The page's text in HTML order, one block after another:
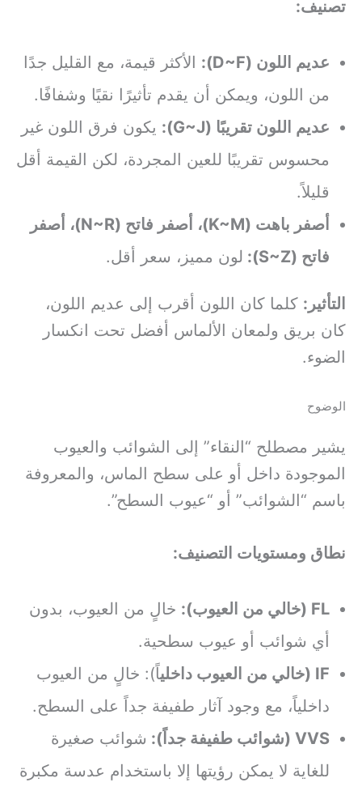
تصنيف:
عديم اللون (D~F):
الأكثر قيمة، مع القليل جدًا
من اللون، ويمكن أن يقدم تأثيرًا نقيًا وشفافًا.
عديم اللون تقريبًا (G~J):
يكون فرق اللون غير
محسوس تقريبًا للعين المجردة، لكن القيمة أقل
قليلاً.
أصفر باهت (K~M)، أصفر فاتح (N~R)، أصفر
فاتح (S~Z):
لون مميز، سعر أقل.
التأثير: كلما كان اللون أقرب إلى عديم اللون،
كان بريق ولمعان الألماس أفضل تحت انكسار
الضوء.
الوضوح
يشير مصطلح “النقاء” إلى الشوائب والعيوب
الموجودة داخل أو على سطح الماس، والمعروفة
باسم “الشوائب” أو “عيوب السطح”.
نطاق ومستويات التصنيف:
FL (خالي من العيوب):
خالٍ من العيوب، بدون
أي شوائب أو عيوب سطحية.
IF (خالي من العيوب داخلي
اً): خالٍ من العيوب
داخلياً، مع وجود آثار طفيفة جداً على السطح.
VVS (شوائب طفيفة جداً):
شوائب صغيرة
للغاية لا يمكن رؤيتها إلا باستخدام عدسة مكبرة